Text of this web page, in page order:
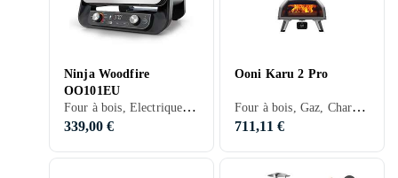
Ninja Woodfire
OO101EU
Four à bois, Electrique, Charbon, Minuterie, Termostat, Fonction gril, Noir, Argent, Gris, Marron, Rouge, Inox, Orange
339,00 €
Ooni Karu 2 Pro
Four à bois, Gaz, Charbon, Pierre à pizza rotative, Noir, Argent
711,11 €